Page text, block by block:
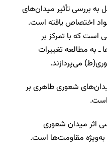
به بررسی تأثیر میدان‌های
اختصاص یافته است.
که با تمرکز بر
ـ به مطالعه تغییرات
می‌پردازند.
شعوری طاهری بر
اثر میدان شعوری
به‌ویژه مقاومت‌ها است.